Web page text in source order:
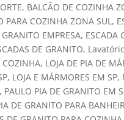
, BALCÃO DE COZINHA
PARA COZINHA ZONA SUL ,
GRANITO EMPRESA, ESCADA
DE GRANITO,
COZINHA, LOJA DE PIA DE
, LOJA E MÁRMORES EM SP,
, PAULO PIA DE GRANITO EM
DE GRANITO PARA